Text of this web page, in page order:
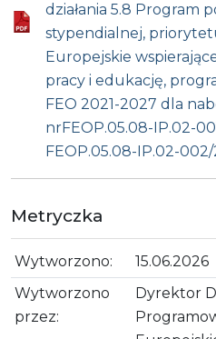
działania 5.8 Program
stypendialnej,
Europejskie
pracy i edukację,
FEO 2021-2027 dla
nrFEOP.05.08-IP.02-
FEOP.05.08-IP.02-002/
Metryczka
Wytworzono:
15.06.2026
Wytworzono
przez:
Dyrektor